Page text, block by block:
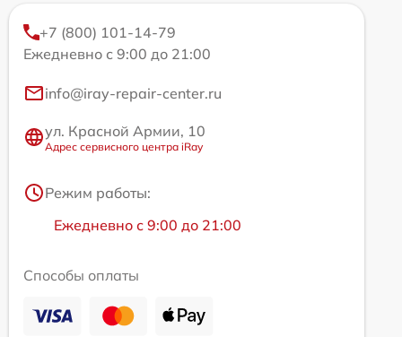
+7 (800) 101-14-79
Ежедневно с 9:00 до 21:00
info@iray-repair-center.ru
ул. Красной Армии, 10
Адрес сервисного центра iRay
Режим работы:
Ежедневно с 9:00 до 21:00
Способы оплаты